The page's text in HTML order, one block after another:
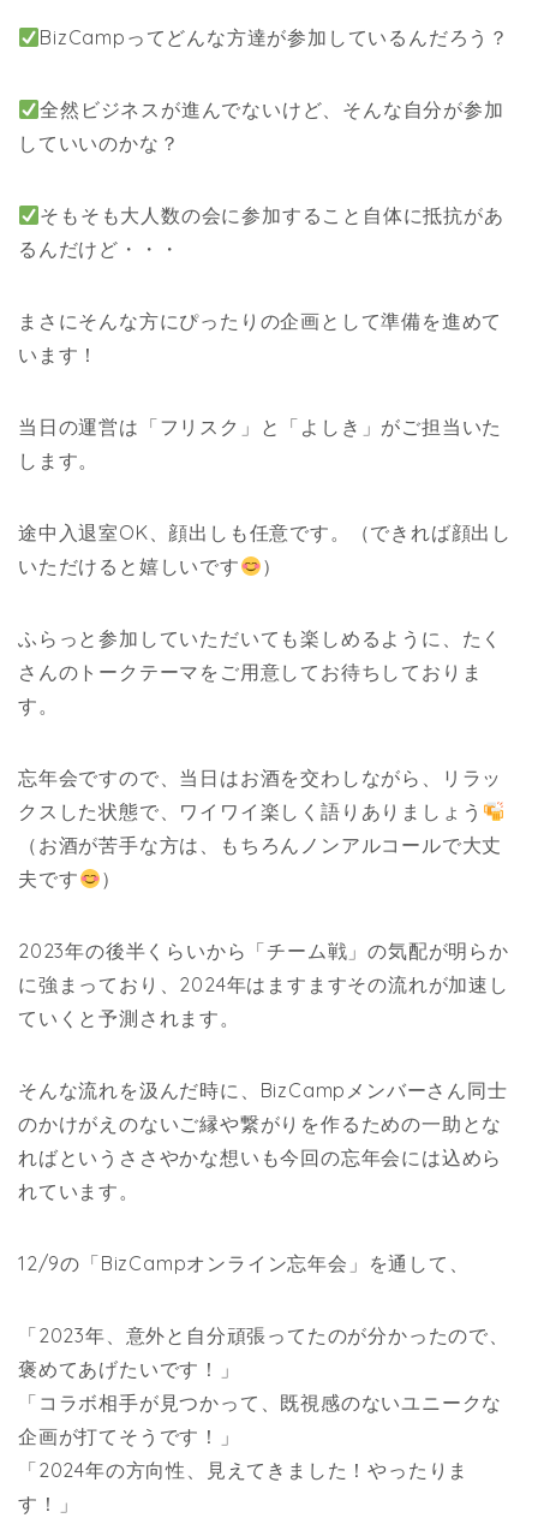
BizCampってどんな方達が参加しているんだろう？
全然ビジネスが進んでないけど、そんな自分が参加
していいのかな？
そもそも大人数の会に参加すること自体に抵抗があ
るんだけど・・・
まさにそんな方にぴったりの企画として準備を進めて
います！
当日の運営は「フリスク」と「よしき」がご担当いた
します。
途中入退室OK、顔出しも任意です。（できれば顔出し
いただけると嬉しいです
）
ふらっと参加していただいても楽しめるように、たく
さんのトークテーマをご用意してお待ちしておりま
す。
忘年会ですので、当日はお酒を交わしながら、リラッ
クスした状態で、ワイワイ楽しく語りありましょう
（お酒が苦手な方は、もちろんノンアルコールで大丈
夫です
）
2023年の後半くらいから「チーム戦」の気配が明らか
に強まっており、2024年はますますその流れが加速し
ていくと予測されます。
そんな流れを汲んだ時に、BizCampメンバーさん同士
のかけがえのないご縁や繋がりを作るための一助とな
ればというささやかな想いも今回の忘年会には込めら
れています。
12/9の「BizCampオンライン忘年会」を通して、
「2023年、意外と自分頑張ってたのが分かったので、
褒めてあげたいです！」
「コラボ相手が見つかって、既視感のないユニークな
企画が打てそうです！」
「2024年の方向性、見えてきました！やったりま
す！」